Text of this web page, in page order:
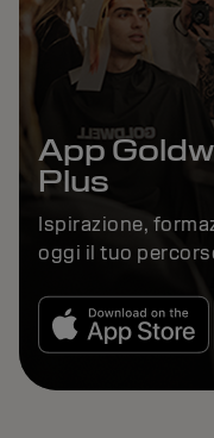
App
Plus
Ispirazione,
oggi il tuo